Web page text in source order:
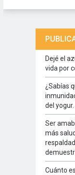
Dejé el
vida por
¿Sabías
del yogur.
Ser
más
Cuánto